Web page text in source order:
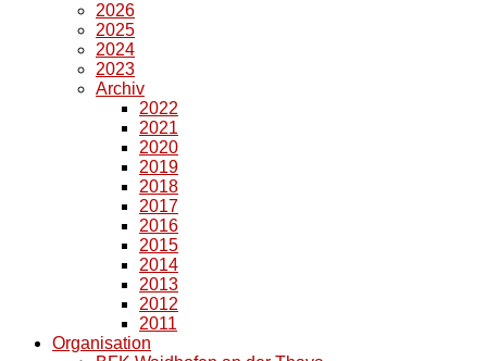
2026
2025
2024
2023
Archiv
2022
2021
2020
2019
2018
2017
2016
2015
2014
2013
2012
2011
Organisation